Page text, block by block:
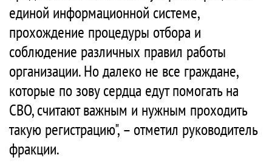
единой информационной системе,
прохождение процедуры отбора и
соблюдение различных правил работы
организации. Но далеко не все граждане,
которые по зову сердца едут помогать на
СВО, считают важным и нужным проходить
такую регистрацию", – отметил руководитель
фракции.